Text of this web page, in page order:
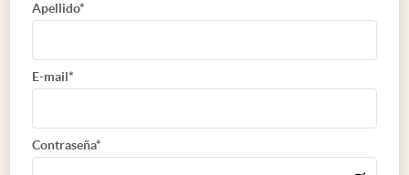
Apellido*
E-mail*
Contraseña*